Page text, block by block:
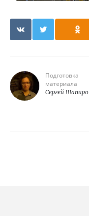
Подготовка
материала
Сергей Шапиро